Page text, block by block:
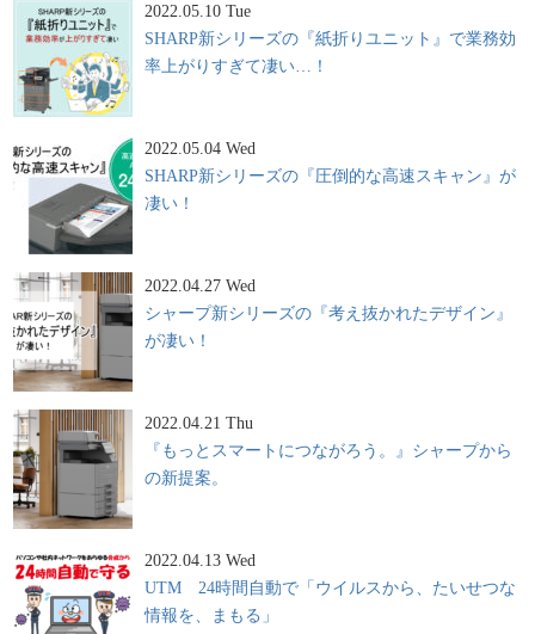
2022.05.10 Tue
SHARP新シリーズの『紙折りユニット』で業務効
率上がりすぎて凄い…！
2022.05.04 Wed
SHARP新シリーズの『圧倒的な高速スキャン』が
凄い！
2022.04.27 Wed
シャープ新シリーズの『考え抜かれたデザイン』
が凄い！
2022.04.21 Thu
『もっとスマートにつながろう。』シャープから
の新提案。
2022.04.13 Wed
UTM 24時間自動で「ウイルスから、たいせつな
情報を、まもる」